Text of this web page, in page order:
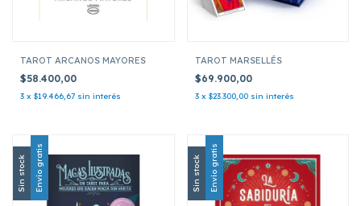
TAROT ARCANOS MAYORES
$58.400,00
3 x $19.466,67 sin interés
TAROT MARSELLÉS
$69.900,00
3 x $23.300,00 sin interés
Sin stock Envío gratis Sin stock Envío gratis